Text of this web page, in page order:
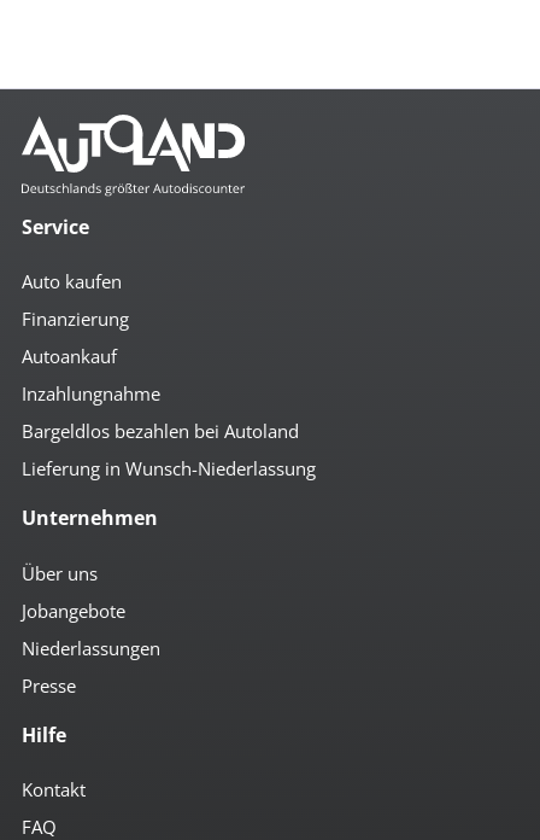
Service
Auto kaufen
Finanzierung
Autoankauf
Inzahlungnahme
Bargeldlos bezahlen bei Autoland
Lieferung in Wunsch-Niederlassung
Unternehmen
Über uns
Jobangebote
Niederlassungen
Presse
Hilfe
Kontakt
FAQ